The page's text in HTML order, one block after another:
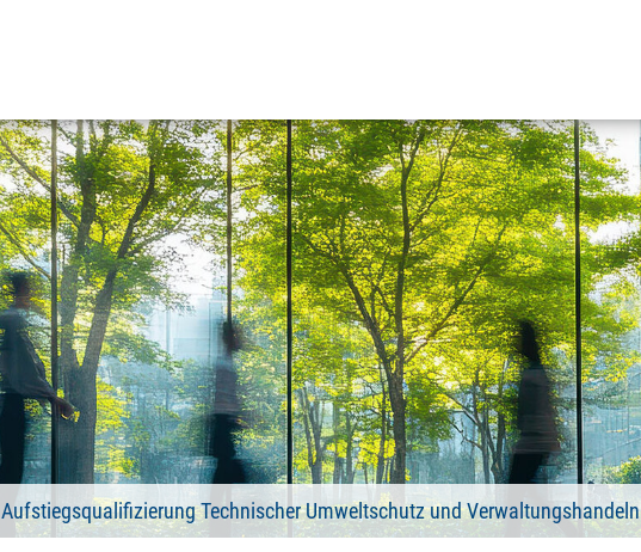
Aufstiegsqualifizierung Technischer Umweltschutz und Verwaltungshandeln